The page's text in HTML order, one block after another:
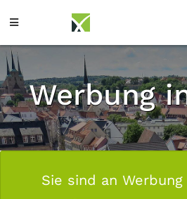
Werbung
Sie sind an